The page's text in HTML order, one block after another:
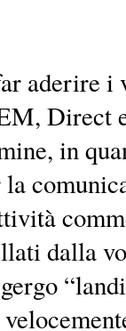
aderire i
Direct
in
dalla